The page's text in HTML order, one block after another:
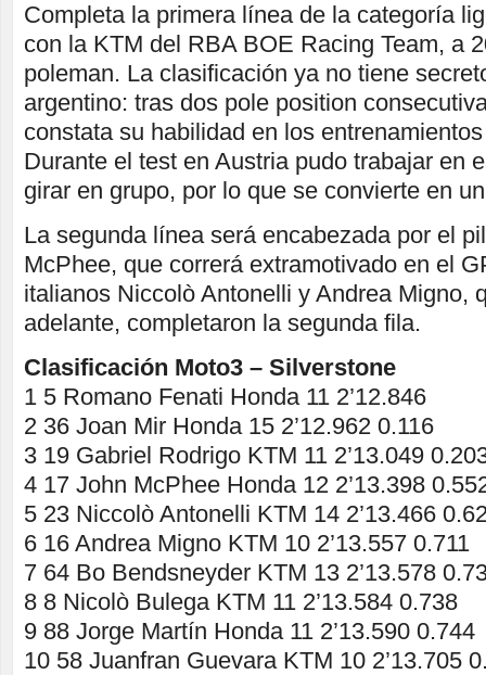
Completa la primera línea de la categoría
con la KTM del RBA BOE Racing Team, a
poleman. La clasificación ya no tiene
argentino: tras dos pole position
constata su habilidad en los
Durante el test en Austria pudo trabajar en
girar en grupo, por lo que se convierte en
La segunda línea será encabezada por el
McPhee, que correrá extramotivado en el
italianos Niccolò Antonelli y Andrea Migno,
adelante, completaron la segunda fila.
Clasificación Moto3 – Silverstone
1 5 Romano Fenati Honda 11 2’12.846
2 36 Joan Mir Honda 15 2’12.962 0.116
3 19 Gabriel Rodrigo KTM 11 2’13.049
4 17 John McPhee Honda 12 2’13.398
5 23 Niccolò Antonelli KTM 14 2’13.466
6 16 Andrea Migno KTM 10 2’13.557 0.711
7 64 Bo Bendsneyder KTM 13 2’13.578
8 8 Nicolò Bulega KTM 11 2’13.584 0.738
9 88 Jorge Martín Honda 11 2’13.590 0.744
10 58 Juanfran Guevara KTM 10 2’13.705